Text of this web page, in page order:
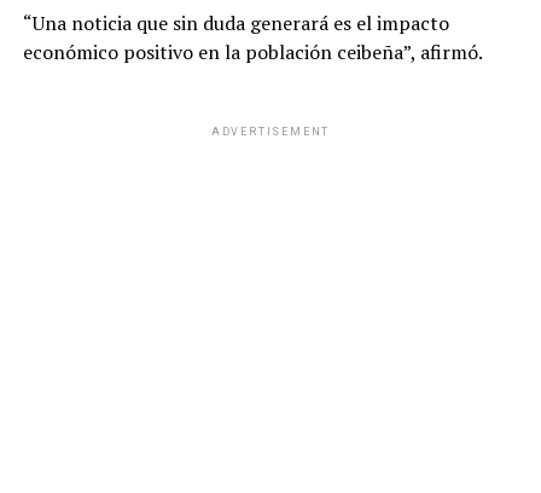
“Una noticia que sin duda generará es el impacto
económico positivo en la población ceibeña”, afirmó.
ADVERTISEMENT